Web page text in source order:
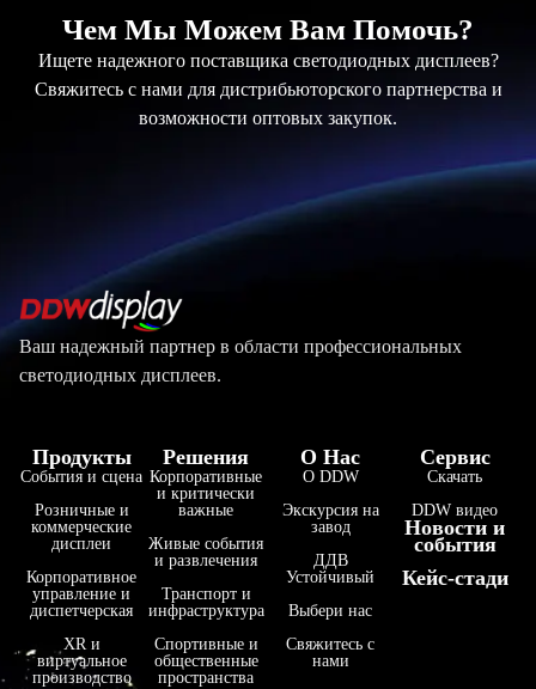
Чем Мы Можем Вам Помочь?
Ищете надежного поставщика светодиодных дисплеев?
Свяжитесь с нами для дистрибьюторского партнерства и
возможности оптовых закупок.
Ваш надежный партнер в области профессиональных
светодиодных дисплеев.
Продукты
События и сцена
Розничные и
коммерческие
дисплеи
Корпоративное
управление и
диспетчерская
XR и
виртуальное
производство
Решения
Корпоративные
и критически
важные
Живые события
и развлечения
Транспорт и
инфраструктура
Спортивные и
общественные
пространства
О Нас
О DDW
Экскурсия на
завод
ДДВ
Устойчивый
Выбери нас
Свяжитесь с
нами
Сервис
Скачать
DDW видео
Новости и
события
Кейс-стади
हिन्दी